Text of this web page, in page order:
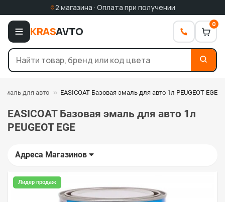
2 магазина · Оплата при получении
KRASAVTO
0
эмаль для авто EASICOAT Базовая эмаль для авто 1л PEUGEOT EGE
EASICOAT Базовая эмаль для авто 1л
PEUGEOT EGE
Адреса Магазинов
Лидер продаж